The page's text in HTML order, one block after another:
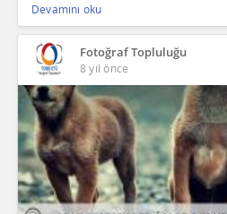
Devamını oku
Fotoğraf Topluluğu
8 yıl önce